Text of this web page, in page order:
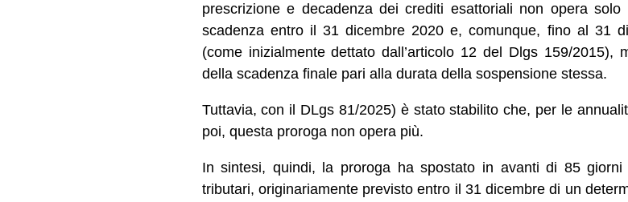
prescrizione e decadenza dei crediti esattoriali non opera
scadenza entro il 31 dicembre 2020 e, comunque, fino al 31
(come inizialmente dettato dall’articolo 12 del Dlgs 159/2015),
della scadenza finale pari alla durata della sospensione stessa.
Tuttavia, con il DLgs 81/2025) è stato stabilito che, per le
poi, questa proroga non opera più.
In sintesi, quindi, la proroga ha spostato in avanti di 85
tributari, originariamente previsto entro il 31 dicembre di un